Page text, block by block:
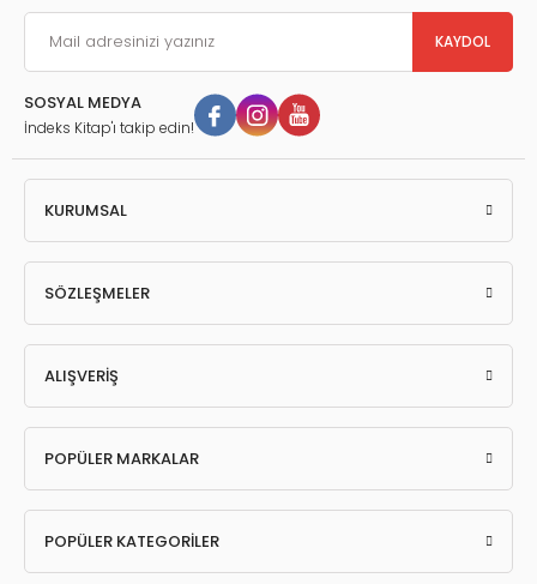
KAYDOL
SOSYAL MEDYA
İndeks Kitap'ı takip edin!
KURUMSAL
SÖZLEŞMELER
ALIŞVERİŞ
POPÜLER MARKALAR
POPÜLER KATEGORİLER